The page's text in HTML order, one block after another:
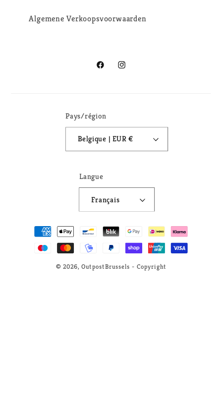
Algemene Verkoopsvoorwaarden
FacebookInstagram
Pays/région
Belgique | EUR €
Langue
Français
Moyens
de
paiement
© 2026,OutpostBrussels - Copyright